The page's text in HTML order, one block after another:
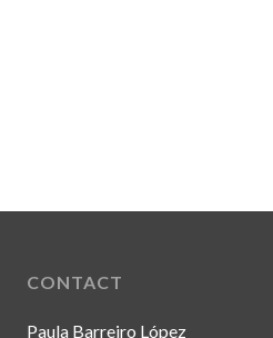
CONTACT
Paula Barreiro López